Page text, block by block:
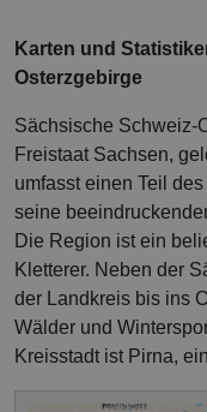
Karten und
Osterzgebirge
Sächsische Schweiz-
Freistaat Sachsen,
umfasst einen Teil
seine
Die Region ist ein
Kletterer. Neben der
der Landkreis bis ins
Wälder und
Kreisstadt ist Pirna,